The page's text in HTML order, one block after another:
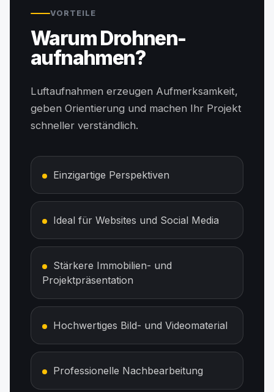
VORTEILE
Warum Drohnen­
aufnahmen?
Luftaufnahmen erzeugen Aufmerksamkeit,
geben Orientierung und machen Ihr Projekt
schneller verständlich.
Einzigartige Perspektiven
Ideal für Websites und Social Media
Stärkere Immobilien- und
Projektpräsentation
Hochwertiges Bild- und Videomaterial
Professionelle Nachbearbeitung